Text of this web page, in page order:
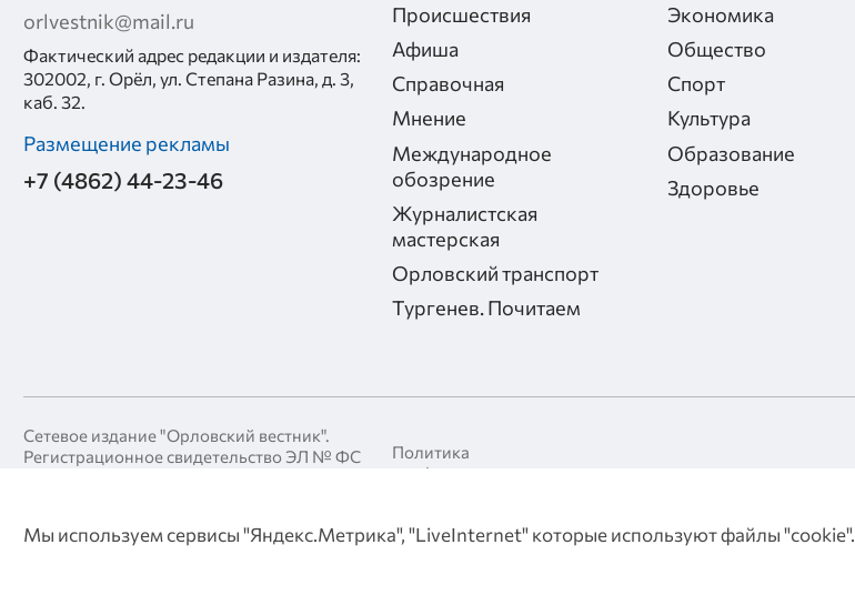
orlvestnik@mail.ru
Фактический адрес редакции и издателя:
302002, г. Орёл, ул. Степана Разина, д. 3,
каб. 32.
Размещение рекламы
+7 (4862) 44-23-46
Происшествия
Афиша
Справочная
Мнение
Международное
обозрение
Журналистская
мастерская
Орловский транспорт
Тургенев. Почитаем
Экономика
Общество
Спорт
Культура
Образование
Здоровье
Сетевое издание "Орловский вестник".
Регистрационное свидетельство ЭЛ № ФС
коммуникаций и охране культурного
Политика
конфиденциальности
обработки персональных
данных
Мы используем сервисы "Яндекс.Метрика", "LiveInternet" которые используют файлы "cookie".